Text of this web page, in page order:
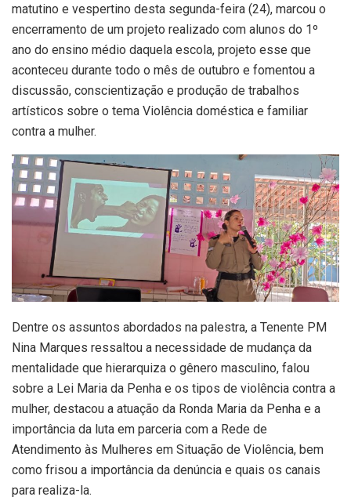
matutino e vespertino desta segunda-feira (24), marcou o
encerramento de um projeto realizado com alunos do 1º
ano do ensino médio daquela escola, projeto esse que
aconteceu durante todo o mês de outubro e fomentou a
discussão, conscientização e produção de trabalhos
artísticos sobre o tema Violência doméstica e familiar
contra a mulher.
Dentre os assuntos abordados na palestra, a Tenente PM
Nina Marques ressaltou a necessidade de mudança da
mentalidade que hierarquiza o gênero masculino, falou
sobre a Lei Maria da Penha e os tipos de violência contra a
mulher, destacou a atuação da Ronda Maria da Penha e a
importância da luta em parceria com a Rede de
Atendimento às Mulheres em Situação de Violência, bem
como frisou a importância da denúncia e quais os canais
para realiza-la.